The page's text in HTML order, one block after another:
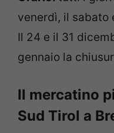
venerdì, il sabato
Il 24 e il 31
gennaio la
Il mercatino
Sud Tirol a